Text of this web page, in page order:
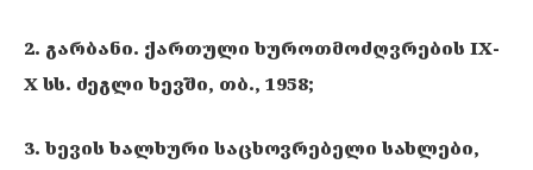
2. გარბანი. ქართული ხუროთმოძღვრების IX-
X სს. ძეგლი ხევში, თბ., 1958;
3. ხევის ხალხური საცხოვრებელი სახლები,